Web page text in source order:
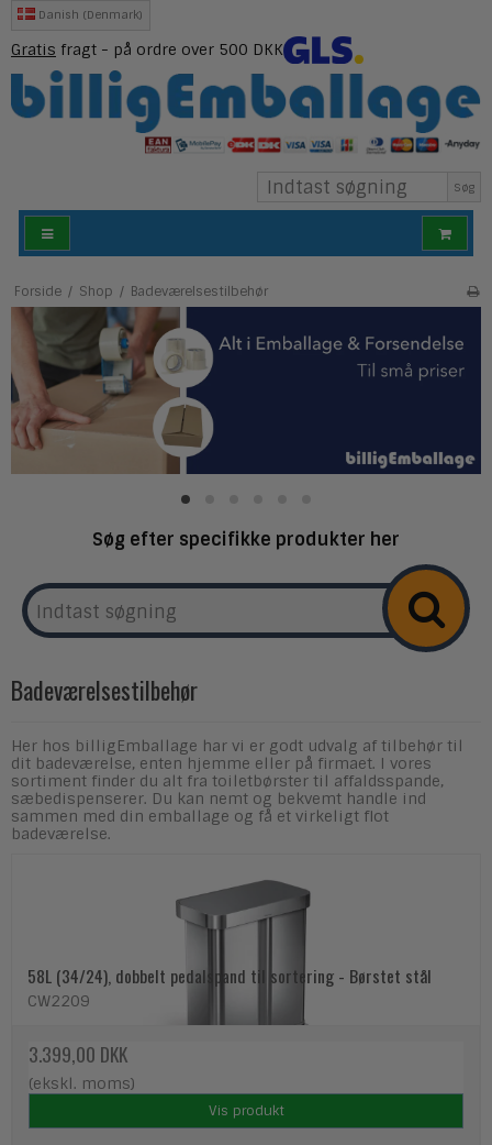
Danish (Denmark)
Gratis fragt - på ordre over 500 DKK
Søg
Forside / Shop / Badeværelsestilbehør
Søg efter specifikke produkter her
Badeværelsestilbehør
Her hos billigEmballage har vi er godt udvalg af tilbehør til
dit badeværelse, enten hjemme eller på firmaet. I vores
sortiment finder du alt fra toiletbørster til affaldsspande,
sæbedispenserer. Du kan nemt og bekvemt handle ind
sammen med din emballage og få et virkeligt flot
badeværelse.
58L (34/24), dobbelt pedalspand til sortering - Børstet stål
CW2209
3.399,00 DKK
(ekskl. moms)
Vis produkt